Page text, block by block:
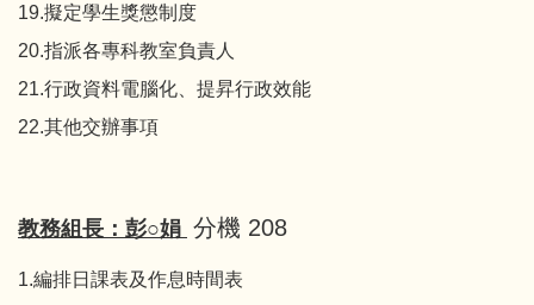
19.擬定學生獎懲制度
20.指派各專科教室負責人
21.行政資料電腦化、提昇行政效能
22.其他交辦事項
教務組長：彭○娟 分機 208
1.編排日課表及作息時間表